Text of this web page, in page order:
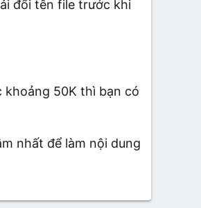
đổi tên file trước khi
khoảng 50K thì bạn có
nhất để làm nội dung